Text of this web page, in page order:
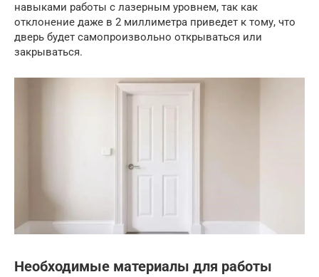
навыками работы с лазерным уровнем, так как
отклонение даже в 2 миллиметра приведет к тому, что
дверь будет самопроизвольно открываться или
закрываться.
Необходимые материалы для работы